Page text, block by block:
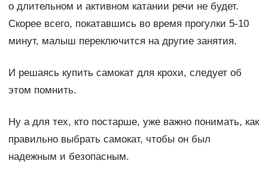
о длительном и активном катании речи не будет.
Скорее всего, покатавшись во время прогулки 5-10
минут, малыш переключится на другие занятия.
И решаясь купить самокат для крохи, следует об
этом помнить.
Ну а для тех, кто постарше, уже важно понимать, как
правильно выбрать самокат, чтобы он был
надежным и безопасным.